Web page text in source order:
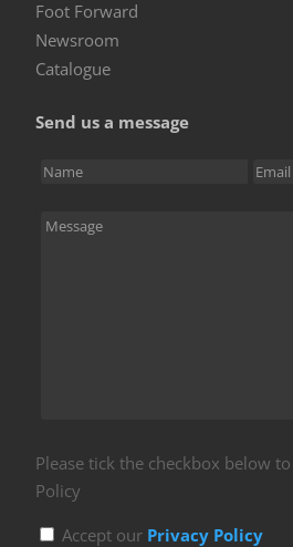
Foot Forward
Newsroom
Catalogue
Send us a message
Please tick the checkbox below
Policy
Accept our Privacy Policy